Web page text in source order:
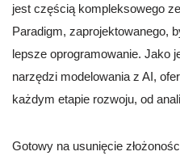
jest częścią kompleksowego
Paradigm, zaprojektowanego,
lepsze oprogramowanie. Jako
narzędzi modelowania z AI,
każdym etapie rozwoju, od
Gotowy na usunięcie